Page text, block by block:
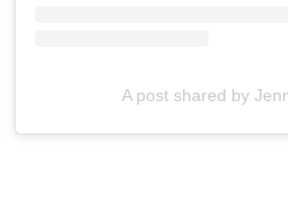
A post shared by